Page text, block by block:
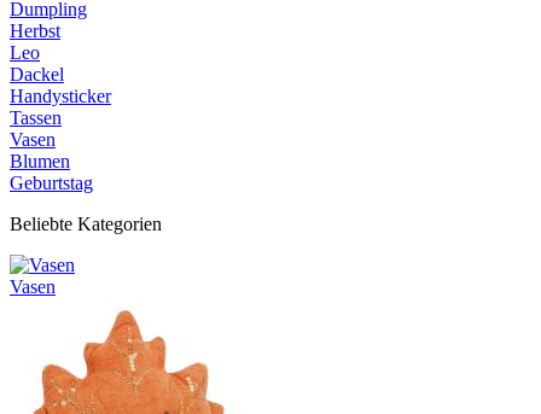
Dumpling
Herbst
Leo
Dackel
Handysticker
Tassen
Vasen
Blumen
Geburtstag
Beliebte Kategorien
Vasen